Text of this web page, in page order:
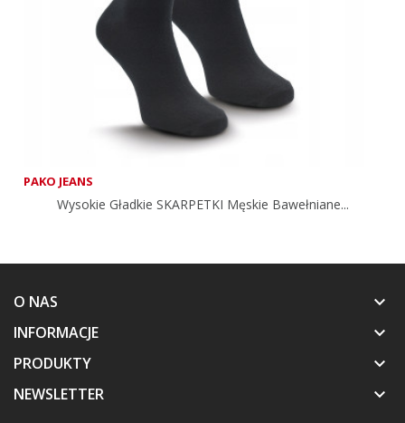
PAKO JEANS
Wysokie Gładkie SKARPETKI Męskie Bawełniane...
O NAS keyboard_arrow_down
INFORMACJE keyboard_arrow_down
PRODUKTY keyboard_arrow_down
NEWSLETTER keyboard_arrow_down